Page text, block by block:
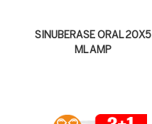
SINUBERASE ORAL 20X5
ML AMP